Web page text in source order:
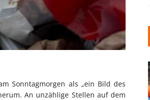
Sonntagmorgen als „ein Bild des
An unzählige Stellen auf dem